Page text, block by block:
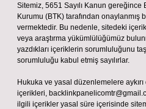
Sitemiz, 5651 Sayılı Kanun
Kurumu (BTK) tarafından onaylanmış
vermektedir. Bu nedenle, sitedeki
veya araştırma yükümlülüğümüz
yazdıkları içeriklerin sorumluluğunu
sorumluluğu kabul etmiş sayılırlar.
Hukuka ve yasal düzenlemelere
içerikleri,
ilgili içerikler yasal süre içerisinde